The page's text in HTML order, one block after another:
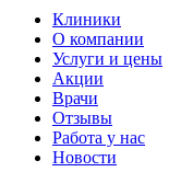
Клиники
О компании
Услуги и цены
Акции
Врачи
Отзывы
Работа у нас
Новости